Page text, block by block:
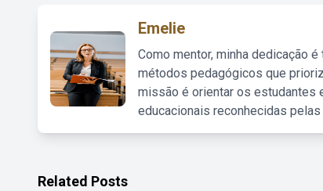
Emelie
Como mentor, minha dedicação
métodos pedagógicos que
missão é orientar os estudantes
educacionais reconhecidas
Related Posts